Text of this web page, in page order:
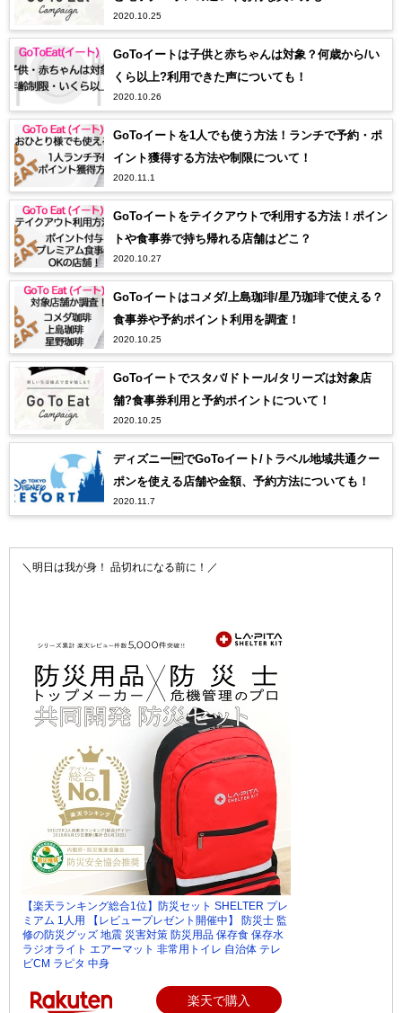
2020.10.25
GoToイートは子供と赤ちゃんは対象？何歳から/い
くら以上?利用できた声についても！
2020.10.26
GoToイートを1人でも使う方法！ランチで予約・ポ
イント獲得する方法や制限について！
2020.11.1
GoToイートをテイクアウトで利用する方法！ポイン
トや食事券で持ち帰れる店舗はどこ？
2020.10.27
GoToイートはコメダ/上島珈琲/星乃珈琲で使える？
食事券や予約ポイント利用を調査！
2020.10.25
GoToイートでスタバ/ドトール/タリーズは対象店
舗?食事券利用と予約ポイントについて！
2020.10.25
ディズニーでGoToイート/トラベル地域共通クー
ポンを使える店舗や金額、予約方法についても！
2020.11.7
＼明日は我が身！ 品切れになる前に！／
【楽天ランキング総合1位】防災セット SHELTER プレ
ミアム 1人用 【レビュープレゼント開催中】 防災士 監
修の防災グッズ 地震 災害対策 防災用品 保存食 保存水
ラジオライト エアーマット 非常用トイレ 自治体 テレ
ビCM ラピタ 中身
楽天で購入